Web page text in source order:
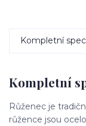
Kompletní
Kompletní
Růženec je
růžence jsou